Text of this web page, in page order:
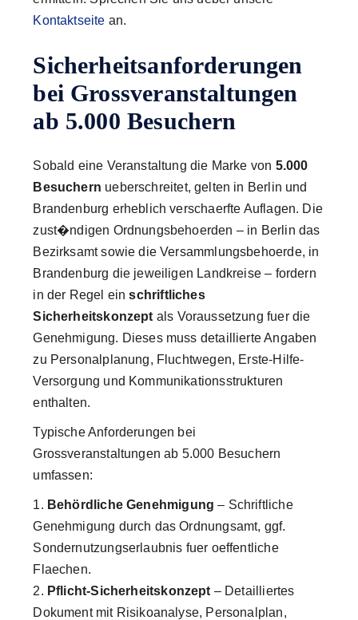
Kontaktseite an.
Sicherheitsanforderungen
bei Grossveranstaltungen
ab 5.000 Besuchern
Sobald eine Veranstaltung die Marke von 5.000
Besuchern ueberschreitet, gelten in Berlin und
Brandenburg erheblich verschaerfte Auflagen. Die
zust�ndigen Ordnungsbehoerden – in Berlin das
Bezirksamt sowie die Versammlungsbehoerde, in
Brandenburg die jeweiligen Landkreise – fordern
in der Regel einschriftliches
Sicherheitskonzept als Voraussetzung fuer die
Genehmigung. Dieses muss detaillierte Angaben
zu Personalplanung, Fluchtwegen, Erste-Hilfe-
Versorgung und Kommunikationsstrukturen
enthalten.
Typische Anforderungen bei
Grossveranstaltungen ab 5.000 Besuchern
umfassen:
Behördliche Genehmigung – Schriftliche
Genehmigung durch das Ordnungsamt, ggf.
Sondernutzungserlaubnis fuer oeffentliche
Flaechen.
Pflicht-Sicherheitskonzept – Detailliertes
Dokument mit Risikoanalyse, Personalplan,